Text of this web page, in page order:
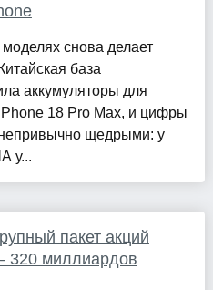
снова делает
база
аккумуляторы для
18 Pro Max, и цифры
щедрыми: у
у...
пакет акций
320 миллиардов